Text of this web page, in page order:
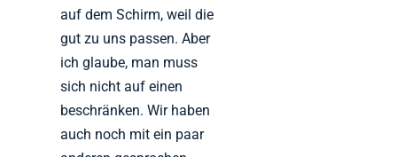
auf dem Schirm, weil die
gut zu uns passen. Aber
ich glaube, man muss
sich nicht auf einen
beschränken. Wir haben
auch noch mit ein paar